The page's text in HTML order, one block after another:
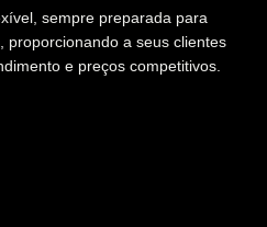
sempre preparada para
proporcionando a seus clientes
e preços competitivos.